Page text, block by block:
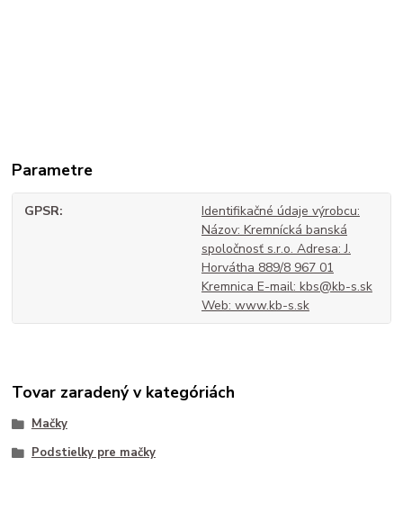
Parametre
GPSR
Identifikačné údaje výrobcu:
Názov: Kremnícká banská
spoločnosť s.r.o. Adresa: J.
Horvátha 889/8 967 01
Kremnica E-mail: kbs@kb-s.sk
Web: www.kb-s.sk
Tovar zaradený v kategóriách
Mačky
Podstielky pre mačky